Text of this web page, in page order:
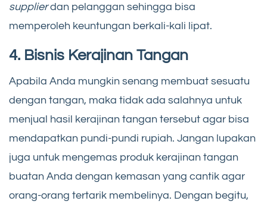
supplierdan pelanggan sehingga bisa
memperoleh keuntungan berkali-kali lipat.
4. Bisnis Kerajinan Tangan
Apabila Anda mungkin senang membuat sesuatu
dengan tangan, maka tidak ada salahnya untuk
menjual hasil kerajinan tangan tersebut agar bisa
mendapatkan pundi-pundi rupiah. Jangan lupakan
juga untuk mengemas produk kerajinan tangan
buatan Anda dengan kemasan yang cantik agar
orang-orang tertarik membelinya. Dengan begitu,